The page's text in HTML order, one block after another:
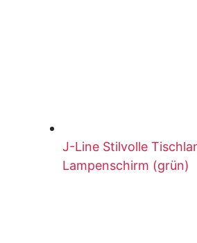
J-Line Stilvolle
Lampenschirm (grün)